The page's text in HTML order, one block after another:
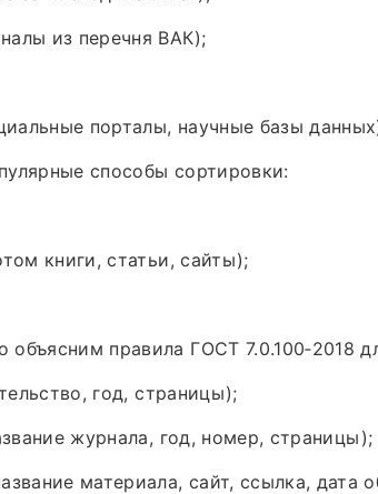
из перечня ВАК);
порталы, научные базы
способы сортировки:
книги, статьи, сайты);
правила ГОСТ 7.0.100‑2018
год, страницы);
журнала, год, номер, страницы);
материала, сайт, ссылка, дата